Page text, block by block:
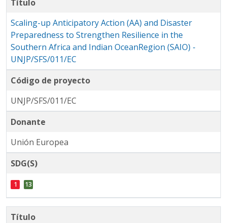
Título
Scaling-up Anticipatory Action (AA) and Disaster
Preparedness to Strengthen Resilience in the
Southern Africa and Indian OceanRegion (SAIO) -
UNJP/SFS/011/EC
Código de proyecto
UNJP/SFS/011/EC
Donante
Unión Europea
SDG(S)
Título